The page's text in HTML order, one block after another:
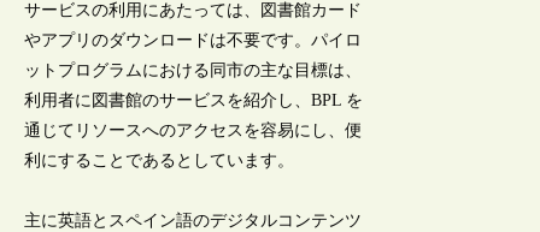
サービスの利用にあたっては、図書館カード
やアプリのダウンロードは不要です。パイロ
ットプログラムにおける同市の主な目標は、
利用者に図書館のサービスを紹介し、BPL を
通じてリソースへのアクセスを容易にし、便
利にすることであるとしています。
主に英語とスペイン語のデジタルコンテンツ